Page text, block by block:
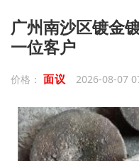
广州南沙区镀金
一位客户
价格： 面议 2026-08-07